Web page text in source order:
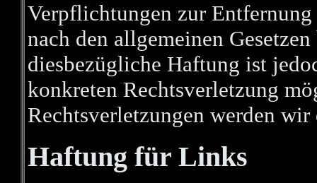
Verpflichtungen zur
nach den allgemeinen
diesbezügliche Haftung ist
konkreten Rechtsverletzung
Rechtsverletzungen werden
Haftung für Links